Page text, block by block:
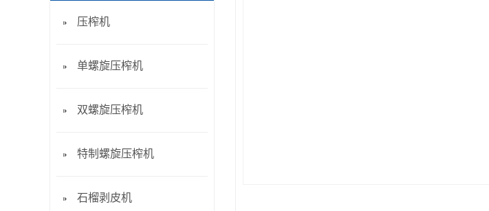
压榨机
单螺旋压榨机
双螺旋压榨机
特制螺旋压榨机
石榴剥皮机